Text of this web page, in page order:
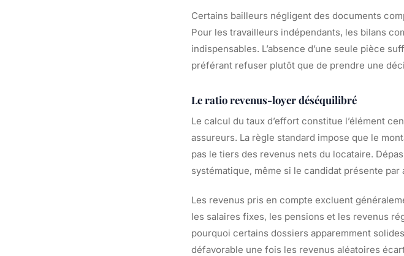
Certains bailleurs négligent des documents
Pour les travailleurs indépendants, les bilans
indispensables. L’absence d’une seule pièce
préférant refuser plutôt que de prendre une
Le ratio revenus-loyer déséquilibré
Le calcul du taux d’effort constitue l’élément
assureurs. La règle standard impose que le
pas le tiers des revenus nets du locataire.
systématique, même si le candidat présente
Les revenus pris en compte excluent
les salaires fixes, les pensions et les revenus
pourquoi certains dossiers apparemment
défavorable une fois les revenus aléatoires